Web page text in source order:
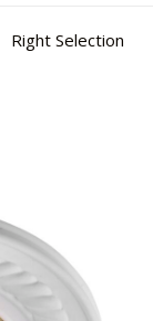
Right Selection